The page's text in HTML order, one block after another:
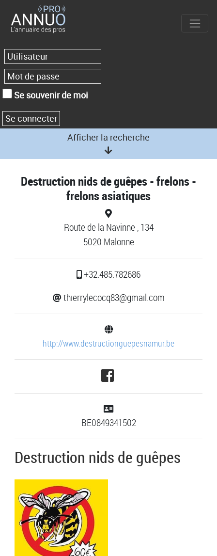
Se souvenir de moi
Afficher la recherche
Destruction nids de guêpes - frelons -
frelons asiatiques
Route de la Navinne , 134
5020 Malonne
+32.485.782686
thierrylecocq83@gmail.com
http://www.destructionguepesnamur.be
BE0849341502
Destruction nids de guêpes